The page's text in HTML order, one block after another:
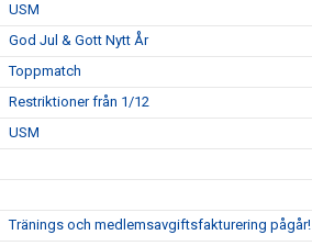
USM
God Jul & Gott Nytt År
Toppmatch
Restriktioner från 1/12
USM
Tränings och medlemsavgiftsfakturering pågår!